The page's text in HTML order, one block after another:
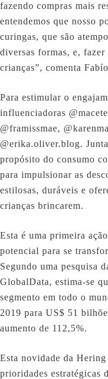
fazendo compras mais
entendemos que nosso
curingas, que são
diversas formas, e,
crianças”, comenta
Para estimular o
influenciadoras
@framissmae,
@erika.oliver.blog.
propósito do consumo
para impulsionar as
estilosas, duráveis e
crianças brincarem.
Esta é uma primeira
potencial para se
Segundo uma pesquisa
GlobalData, estima-se
segmento em todo o
2019 para US$ 51
aumento de 112,5%.
Esta novidade da
prioridades estratégicas